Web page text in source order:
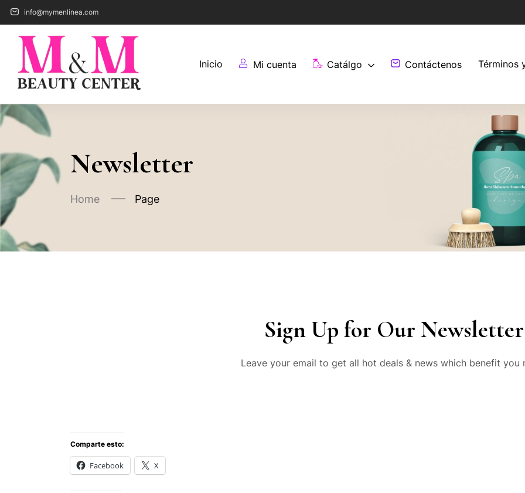
info@mymenlinea.com
Inicio Mi cuenta Catálgo Contáctenos Términos
Newsletter
Home Page
Sign Up for Our Newsletter
Leave your email to get all hot deals & news which benefit you
Comparte esto:
Facebook X